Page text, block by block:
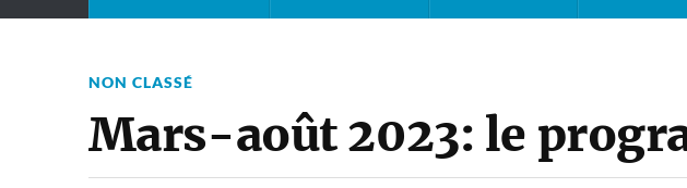
NON CLASSÉ
Mars-août 2023: le